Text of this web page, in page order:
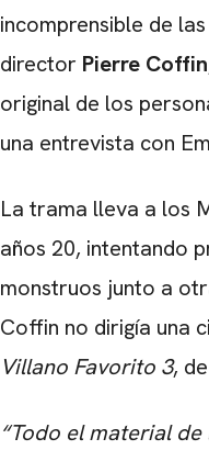
incomprensible de
director Pierre Coffin
original de los
una entrevista con
La trama lleva a los
años 20, intentando
monstruos junto a
Coffin no dirigía una
Villano Favorito 3,
“Todo el material